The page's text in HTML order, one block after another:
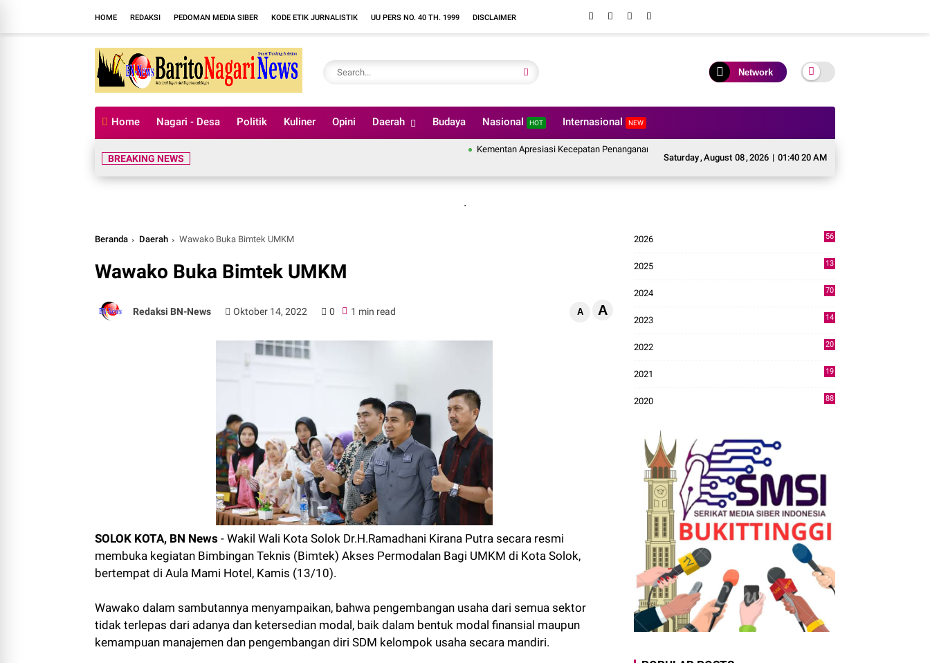
HOME REDAKSI PEDOMAN MEDIA SIBER KODE ETIK JURNALISTIK UU PERS NO. 40 TH. 1999 DISCLAIMER
Network
Home Nagari - Desa Politik Kuliner Opini Daerah Budaya Nasional HOT Internasional NEW
Saturday,August 08,2026 | 01:40 21 AM
BREAKING NEWS
Kementan Apresiasi Kecepatan Penanganan Pascabencana Sektor Pertanian Kabupaten Solok, Alokasi Bantuan Irigasi
.
Beranda Daerah Wawako Buka Bimtek UMKM
Wawako Buka Bimtek UMKM
Redaksi BN-News Oktober 14, 2022 0 1 min read A A
SOLOK KOTA, BN News - Wakil Wali Kota Solok Dr.H.Ramadhani Kirana Putra secara resmi
membuka kegiatan Bimbingan Teknis (Bimtek) Akses Permodalan Bagi UMKM di Kota Solok,
bertempat di Aula Mami Hotel, Kamis (13/10).
Wawako dalam sambutannya menyampaikan, bahwa pengembangan usaha dari semua sektor
tidak terlepas dari adanya dan ketersedian modal, baik dalam bentuk modal finansial maupun
kemampuan manajemen dan pengembangan diri SDM kelompok usaha secara mandiri.
2026
56
2025
13
2024
70
2023
14
2022
20
2021
19
2020
88